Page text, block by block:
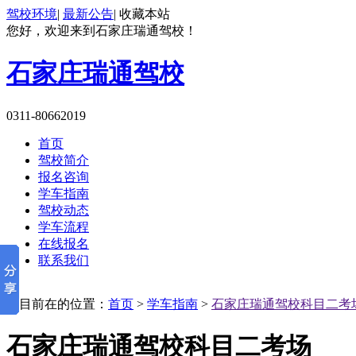
驾校环境| 最新公告| 收藏本站
您好，欢迎来到石家庄瑞通驾校！
石家庄瑞通驾校
0311-80662019
首页
驾校简介
报名咨询
学车指南
驾校动态
学车流程
在线报名
联系我们
您目前在的位置： 首页 > 学车指南 > 石家庄瑞通驾校科目二考
石家庄瑞通驾校科目二考场